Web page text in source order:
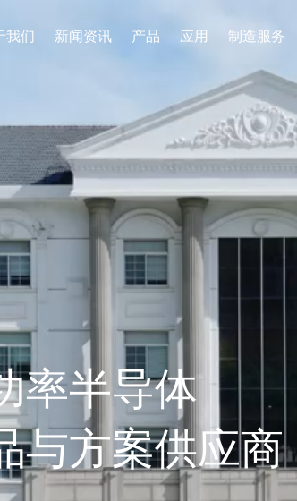
我们 新闻资讯 产品 应用 制造服务
率半导体
与方案供应商